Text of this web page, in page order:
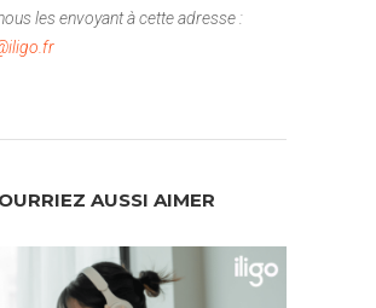
les envoyant à cette adresse :
AUSSI AIMER